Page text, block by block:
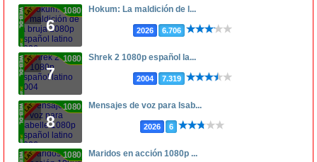
6
1080p Hokum: La maldición de l...
2026 6.706
7
1080p Shrek 2 1080p español la...
2004 7.319
8
1080p Mensajes de voz para Isab...
2026 6
1080p Maridos en acción 1080p ...